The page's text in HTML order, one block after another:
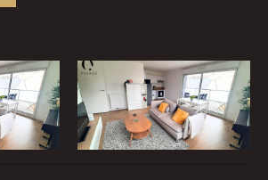
les critères
Terrasse Piscine